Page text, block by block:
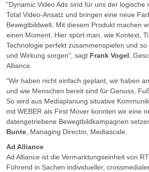
"Dynamic Video Ads sind für uns der logische
Total Video-Ansatz und bringen eine neue
Bewegtbildwelt. Mit diesem Produkt machen
einen Moment. Hier spürt man, wie Kontext,
Technologie perfekt zusammenspielen und
und Wirkung sorgen", sagt Frank Vogel,
Alliance.
"Wir haben nicht einfach geplant, wir haben
und wie Menschen bereit sind für Genuss,
So wird aus Mediaplanung situative
mit WEBER als First Mover konnten wir eine
datengetriebene Bewegtbildkampagnen
Bunte, Managing Director, Mediascale.
Ad Alliance
Ad Alliance ist die Vermarktungseinheit von
Führend in Sachen individueller,